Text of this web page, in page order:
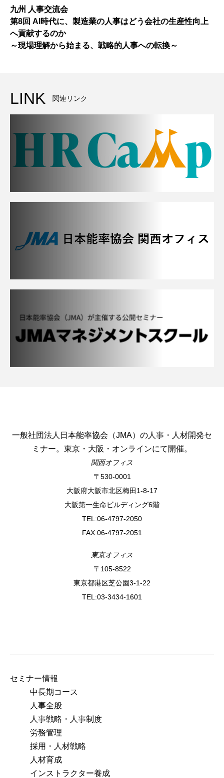
九州 人事交流会
第8回 AI時代に、製造業の人事はどう会社の生産性向上
へ貢献するのか
～現場理解から始まる、戦略的人事への転換～
LINK 関連リンク
一般社団法人日本能率協会（JMA）の人事・人材開発セ
ミナー。東京・大阪・オンラインにて開催。
関西オフィス
〒530-0001
⼤阪府⼤阪市北区梅⽥1-8-17
⼤阪第⼀⽣命ビルディング6階
TEL:06-4797-2050
FAX:06-4797-2051
東京オフィス
〒105-8522
東京都港区芝公園3-1-22
TEL:03-3434-1601
セミナー情報
中長期コース
人事全般
人事戦略・人事制度
労務管理
採用・人材戦略
人材育成
インストラクター養成